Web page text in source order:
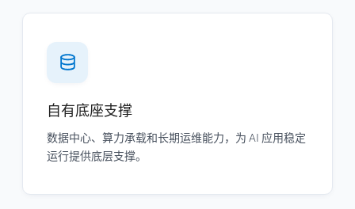
自有底座支撑
数据中心、算力承载和长期运维能力，为 AI 应用稳定
运行提供底层支撑。